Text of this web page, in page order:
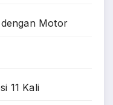
Motor
11 Kali